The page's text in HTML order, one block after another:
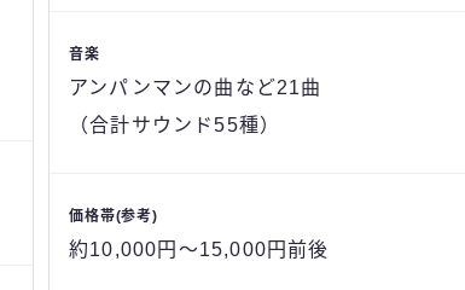
音楽
アンパンマンの曲など21曲
（合計サウンド55種）
価格帯(参考)
約10,000円～15,000円前後